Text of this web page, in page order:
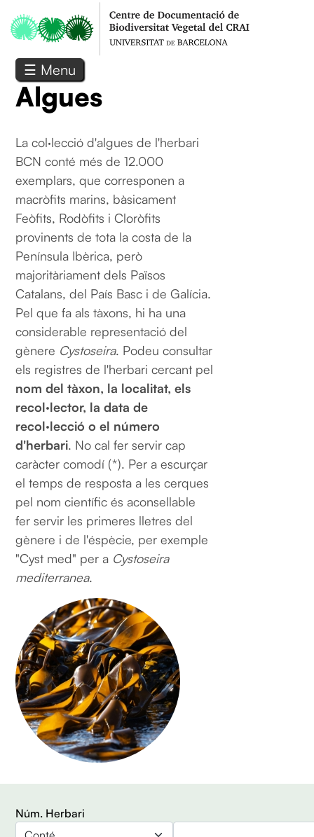
☰ Menu
Algues
La col·lecció d'algues de l'herbari
BCN conté més de 12.000
exemplars, que corresponen a
macròfits marins, bàsicament
Feòfits, Rodòfits i Cloròfits
provinents de tota la costa de la
Península Ibèrica, però
majoritàriament dels Països
Catalans, del País Basc i de Galícia.
Pel que fa als tàxons, hi ha una
considerable representació del
gènere Cystoseira. Podeu consultar
els registres de l'herbari cercant pel
nom del tàxon, la localitat, els
recol·lector, la data de
recol·lecció o el número
d'herbari. No cal fer servir cap
caràcter comodí (*). Per a escurçar
el temps de resposta a les cerques
pel nom científic és aconsellable
fer servir les primeres lletres del
gènere i de l'éspècie, per exemple
"Cyst med" per a Cystoseira
mediterranea.
Núm. Herbari
Operador